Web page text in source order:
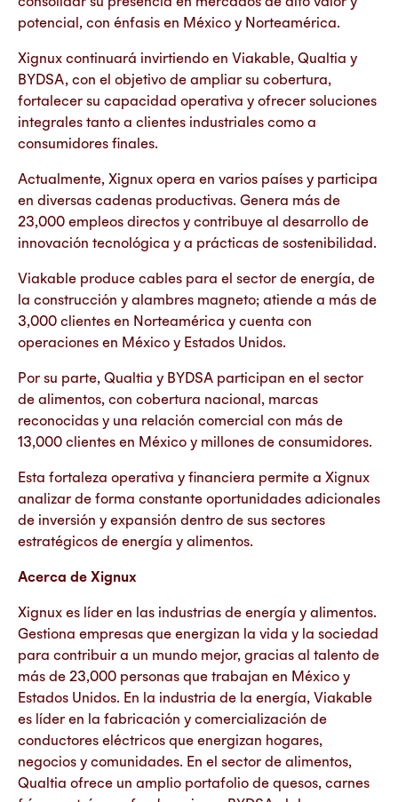
potencial, con énfasis en México y Norteamérica.
Xignux continuará invirtiendo en Viakable, Qualtia y
BYDSA, con el objetivo de ampliar su cobertura,
fortalecer su capacidad operativa y ofrecer soluciones
integrales tanto a clientes industriales como a
consumidores finales.
Actualmente, Xignux opera en varios países y participa
en diversas cadenas productivas. Genera más de
23,000 empleos directos y contribuye al desarrollo de
innovación tecnológica y a prácticas de sostenibilidad.
Viakable produce cables para el sector de energía, de
la construcción y alambres magneto; atiende a más de
3,000 clientes en Norteamérica y cuenta con
operaciones en México y Estados Unidos.
Por su parte, Qualtia y BYDSA participan en el sector
de alimentos, con cobertura nacional, marcas
reconocidas y una relación comercial con más de
13,000 clientes en México y millones de consumidores.
Esta fortaleza operativa y financiera permite a Xignux
analizar de forma constante oportunidades adicionales
de inversión y expansión dentro de sus sectores
estratégicos de energía y alimentos.
Acerca de Xignux
Xignux es líder en las industrias de energía y alimentos.
Gestiona empresas que energizan la vida y la sociedad
para contribuir a un mundo mejor, gracias al talento de
más de 23,000 personas que trabajan en México y
Estados Unidos. En la industria de la energía, Viakable
es líder en la fabricación y comercialización de
conductores eléctricos que energizan hogares,
negocios y comunidades. En el sector de alimentos,
Qualtia ofrece un amplio portafolio de quesos, carnes